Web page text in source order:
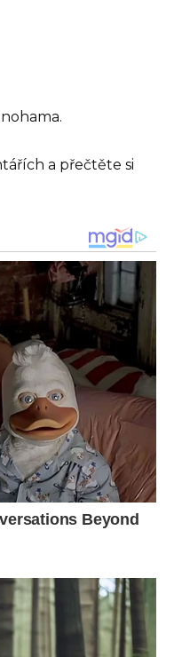
a přečtěte si